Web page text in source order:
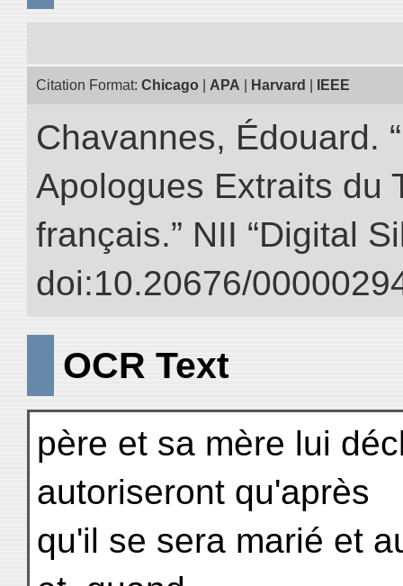
Citation Format: Chicago APA Harvard IEEE
Chavannes, Édouard.
Apologues Extraits du
français.” NII “Digital
doi:10.20676/
OCR Text
père et sa mère lui
autoriseront qu'après
qu'il se sera marié et